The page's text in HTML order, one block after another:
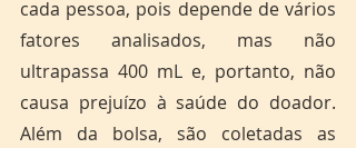
cada pessoa, pois depende de vários
fatores analisados, mas não
ultrapassa 400 mL e, portanto, não
causa prejuízo à saúde do doador.
Além da bolsa, são coletadas as